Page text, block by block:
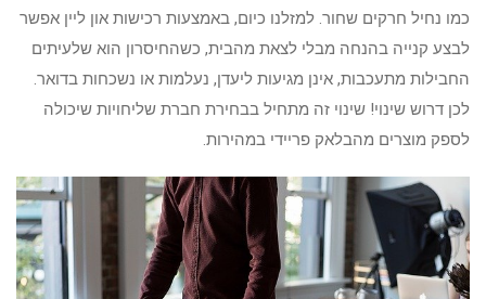
כמו נחיל חרקים שחור. למזלנו כיום, באמצעות רכישות און ליין אפשר
לבצע קנייה בהנחה מבלי לצאת מהבית, כשהחיסרון הוא שלעיתים
החבילות מתעכבות, אינן מגיעות ליעדן, נעלמות או נשכחות בדואר.
לכן דרוש שינוי! שינוי זה מתחיל בבחירת חברת שליחויות שיכולה
לספק מוצרים מהבלאק פריידי במהירות.